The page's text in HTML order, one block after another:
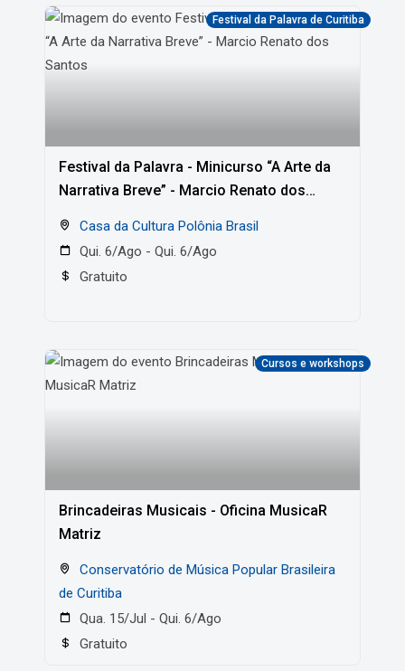
Festival da Palavra de Curitiba
Festival da Palavra - Minicurso “A Arte da
Narrativa Breve” - Marcio Renato dos
Casa da Cultura Polônia Brasil
Qui. 6/Ago - Qui. 6/Ago
Gratuito
Cursos e workshops
Brincadeiras Musicais - Oficina MusicaR
Matriz
de Curitiba
Qua. 15/Jul - Qui. 6/Ago
Gratuito